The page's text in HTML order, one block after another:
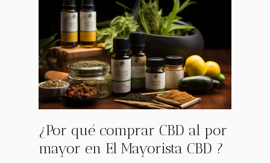
¿Por qué comprar CBD al por
mayor en El Mayorista CBD ?